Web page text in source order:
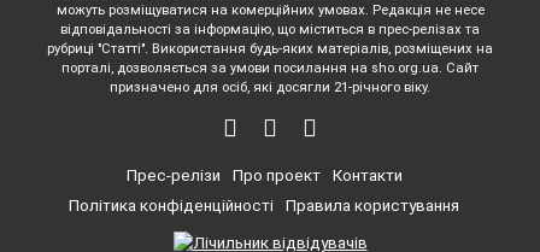
можуть розміщуватися на комерційних умовах. Редакція не несе
відповідальності за інформацію, що міститься в прес-релізах та
рубриці "Статті". Використання будь-яких матеріалів, розміщених на
порталі, дозволяється за умови посилання на sho.org.ua. Сайт
призначено для осіб, які досягли 21-річного віку.
Прес-релізи Про проект
Контакти
Політика конфіденційності
Правила користування